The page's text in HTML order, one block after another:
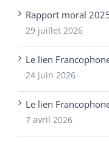
Rapport moral
29 juillet 2026
Le lien
24 juin 2026
Le lien
7 avril 2026